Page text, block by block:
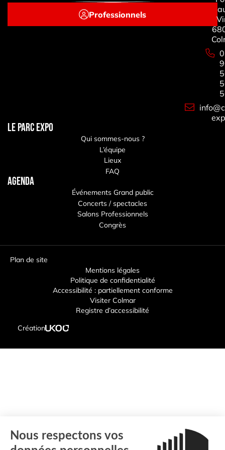
Nous respectons vos
Professionnels
LE PARC EXPO
Qui sommes-nous ?
L’équipe
Lieux
FAQ
Agenda
Événements Grand public
Concerts / spectacles
Salons Professionnels
Congrès
Plan de site
Mentions légales
Politique de confidentialité
Accessibilité : partiellement conforme
Visiter Colmar
Registre d’accessibilité
Création